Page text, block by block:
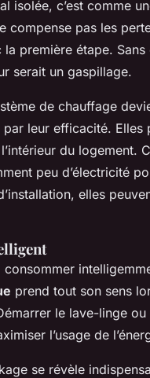
isolée, c’est comme
compense pas les
première étape.
serait un gaspillage.
de chauffage
leur efficacité. Elles
du logement.
peu d’électricité
elles
prend tout son sens
le lave-linge
l’usage de
se révèle